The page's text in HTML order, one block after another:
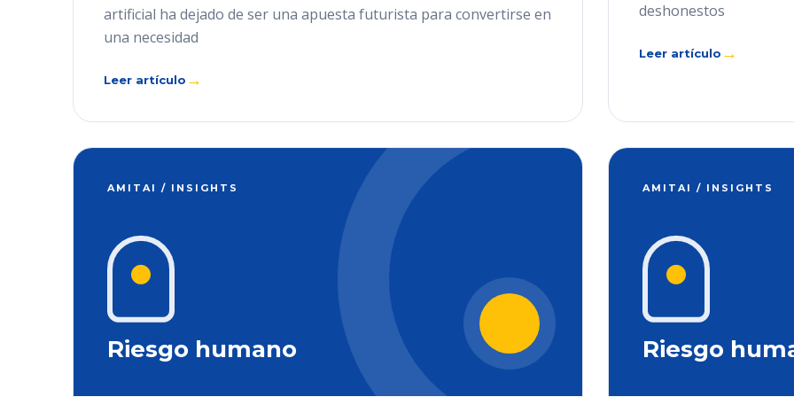
artificial ha dejado de ser una apuesta futurista para convertirse en
una necesidad
Leer artículo →
deshonestos
Leer artículo →
AMITAI / INSIGHTS
Riesgo humano
AMITAI / INSIGHTS
Riesgo